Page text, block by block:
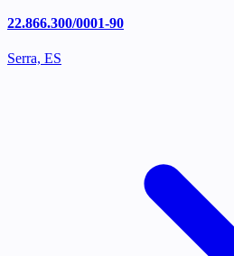
22.866.300/0001-90
Serra, ES